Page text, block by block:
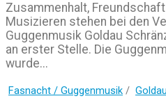
Zusammenhalt,
Musizieren stehen bei den
Guggenmusik Goldau
an erster Stelle. Die
wurde...
Fasnacht / Guggenmusik / Goldau